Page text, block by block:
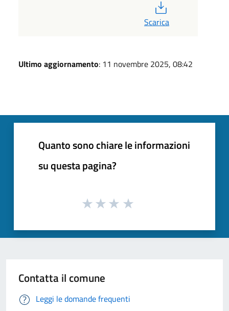
Scarica
Ultimo aggiornamento: 11 novembre 2025, 08:42
Quanto sono chiare le informazioni
su questa pagina?
Contatta il comune
Leggi le domande frequenti